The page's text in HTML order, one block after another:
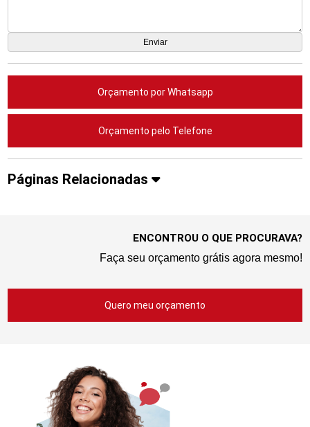
Orçamento por Whatsapp
Orçamento pelo Telefone
Páginas Relacionadas
ENCONTROU O QUE PROCURAVA?
Faça seu orçamento grátis agora mesmo!
Quero meu orçamento